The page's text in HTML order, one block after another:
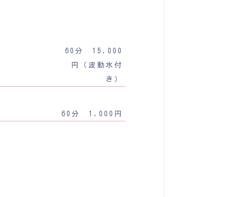
60分 15,000
円（波動水付
き）
60分 1,000円